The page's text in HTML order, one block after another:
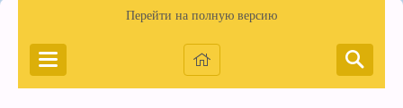
Перейти на полную версию